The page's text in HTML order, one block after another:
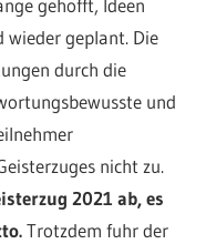
gehofft, Ideen
geplant. Die
durch die
und
nicht zu.
2021 ab, es
Trotzdem fuhr der